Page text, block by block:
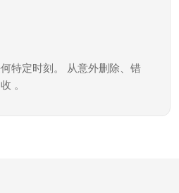
特定时刻。 从意外删除、错
。